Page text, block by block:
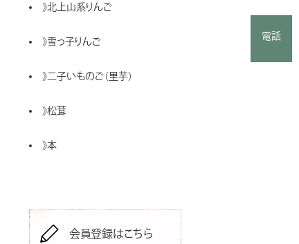
》北上山系りんご
》雪っ子りんご
》二子いものご（里芋）
》松茸
》本
会員登録はこちら
電話